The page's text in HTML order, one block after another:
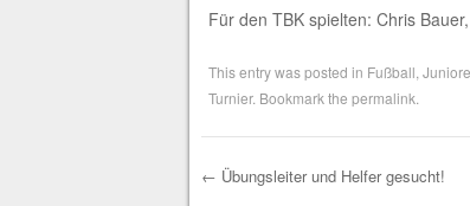
Für den TBK spielten: Chris
This entry was posted in Fußball
Turnier. Bookmark the permalink
← Übungsleiter und Helfer gesucht!